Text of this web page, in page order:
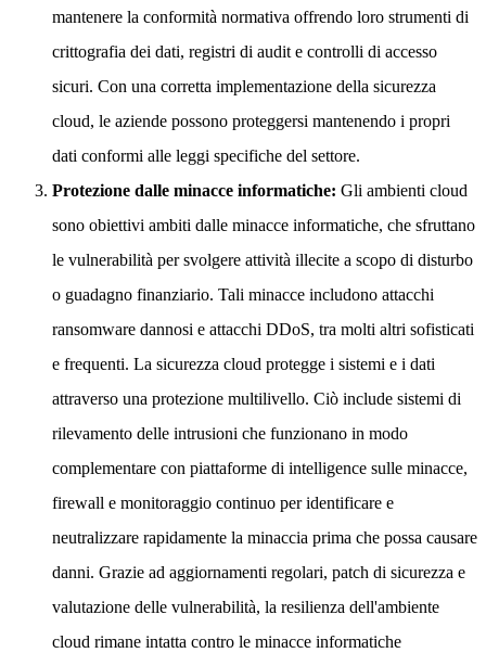
mantenere la conformità normativa offrendo loro strumenti di
crittografia dei dati, registri di audit e controlli di accesso
sicuri. Con una corretta implementazione della sicurezza
cloud, le aziende possono proteggersi mantenendo i propri
dati conformi alle leggi specifiche del settore.
Protezione dalle minacce informatiche: Gli ambienti cloud
sono obiettivi ambiti dalle minacce informatiche, che sfruttano
le vulnerabilità per svolgere attività illecite a scopo di disturbo
o guadagno finanziario. Tali minacce includono attacchi
ransomware dannosi e attacchi DDoS, tra molti altri sofisticati
e frequenti. La sicurezza cloud protegge i sistemi e i dati
attraverso una protezione multilivello. Ciò include sistemi di
rilevamento delle intrusioni che funzionano in modo
complementare con piattaforme di intelligence sulle minacce,
firewall e monitoraggio continuo per identificare e
neutralizzare rapidamente la minaccia prima che possa causare
danni. Grazie ad aggiornamenti regolari, patch di sicurezza e
valutazione delle vulnerabilità, la resilienza dell'ambiente
cloud rimane intatta contro le minacce informatiche